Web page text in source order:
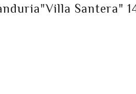
Santera"